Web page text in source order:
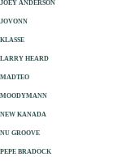
JOEY ANDERSON
JOVONN
KLASSE
LARRY HEARD
MADTEO
MOODYMANN
NEW KANADA
NU GROOVE
PEPE BRADOCK